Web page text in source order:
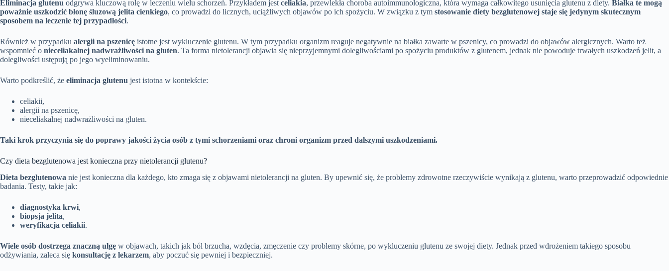
Eliminacja glutenu odgrywa kluczową rolę w leczeniu wielu schorzeń. Przykładem jest celiakia, przewlekła choroba autoimmunologiczna, która wymaga całkowitego usunięcia glutenu z diety. Białka te mogą
poważnie uszkodzić błonę śluzową jelita cienkiego, co prowadzi do licznych, uciążliwych objawów po ich spożyciu. W związku z tym stosowanie diety bezglutenowej staje się jedynym skutecznym
sposobem na leczenie tej przypadłości.
Również w przypadku alergii na pszenicę istotne jest wykluczenie glutenu. W tym przypadku organizm reaguje negatywnie na białka zawarte w pszenicy, co prowadzi do objawów alergicznych. Warto też
wspomnieć o nieceliakalnej nadwrażliwości na gluten. Ta forma nietolerancji objawia się nieprzyjemnymi dolegliwościami po spożyciu produktów z glutenem, jednak nie powoduje trwałych uszkodzeń jelit, a
dolegliwości ustępują po jego wyeliminowaniu.
Warto podkreślić, że eliminacja glutenu jest istotna w kontekście:
celiakii,
alergii na pszenicę,
nieceliakalnej nadwrażliwości na gluten.
Taki krok przyczynia się do poprawy jakości życia osób z tymi schorzeniami oraz chroni organizm przed dalszymi uszkodzeniami.
Czy dieta bezglutenowa jest konieczna przy nietolerancji glutenu?
Dieta bezglutenowa nie jest konieczna dla każdego, kto zmaga się z objawami nietolerancji na gluten. By upewnić się, że problemy zdrowotne rzeczywiście wynikają z glutenu, warto przeprowadzić odpowiednie
badania. Testy, takie jak:
diagnostyka krwi,
biopsja jelita,
weryfikacja celiakii.
Wiele osób dostrzega znaczną ulgę w objawach, takich jak ból brzucha, wzdęcia, zmęczenie czy problemy skórne, po wykluczeniu glutenu ze swojej diety. Jednak przed wdrożeniem takiego sposobu
odżywiania, zaleca się konsultację z lekarzem, aby poczuć się pewniej i bezpieczniej.